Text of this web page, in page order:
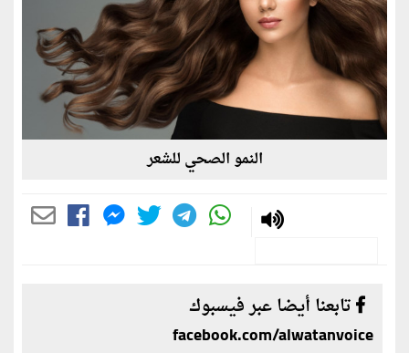
النمو الصحي للشعر
تابعنا أيضا عبر فيسبوك
facebook.com/alwatanvoice